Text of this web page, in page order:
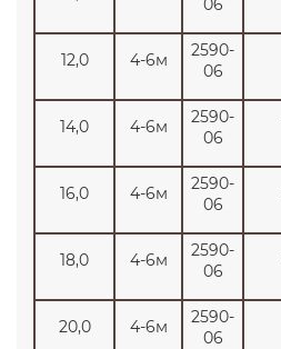
06
12,0 4-6м
2590-
06
14,0 4-6м
2590-
06
16,0 4-6м
2590-
06
18,0 4-6м
2590-
06
20,0 4-6м
2590-
06